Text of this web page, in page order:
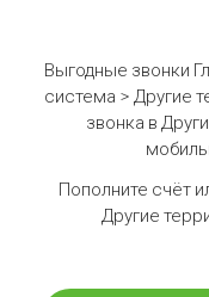
Выгодные звонки
система > Другие
звонка в
Пополните счёт
Другие